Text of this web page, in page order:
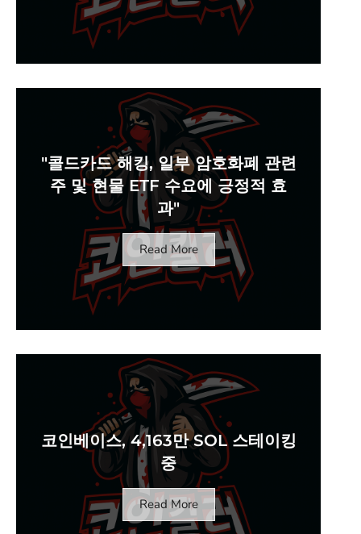
"콜드카드 해킹, 일부 암호화폐 관련
주 및 현물 ETF 수요에 긍정적 효
과"
Read More
코인베이스, 4,163만 SOL 스테이킹
중
Read More